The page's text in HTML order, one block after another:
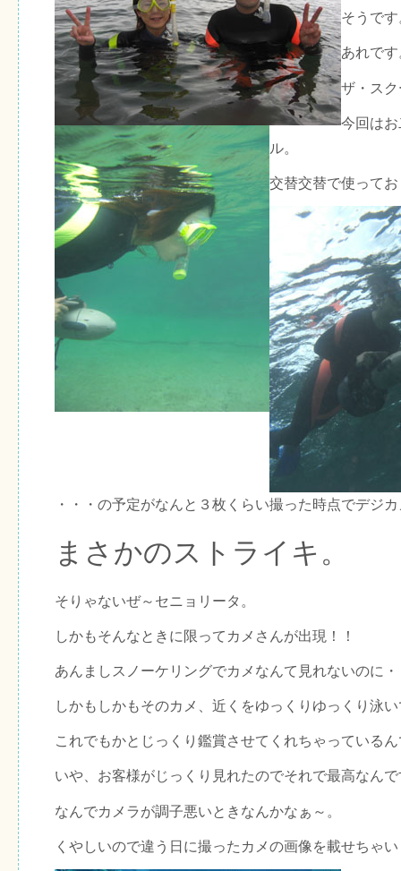
そうです
あれです
ザ・ス
今回は
ル。
交替交替で使って
・・・の予定がなんと３枚くらい撮った時点でデジ
まさかのストライキ。
そりゃないぜ～セニョリータ。
しかもそんなときに限ってカメさんが出現！！
あんましスノーケリングでカメなんて見れないのに
しかもしかもそのカメ、近くをゆっくりゆっくり泳い
これでもかとじっくり鑑賞させてくれちゃっている
いや、お客様がじっくり見れたのでそれで最高なん
なんでカメラが調子悪いときなんかなぁ～。
くやしいので違う日に撮ったカメの画像を載せちゃ